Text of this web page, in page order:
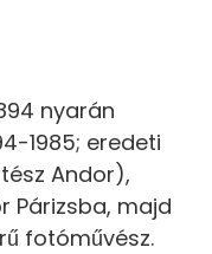
nyarán
1985; eredeti
Andor),
Párizsba, majd
fotóművész.